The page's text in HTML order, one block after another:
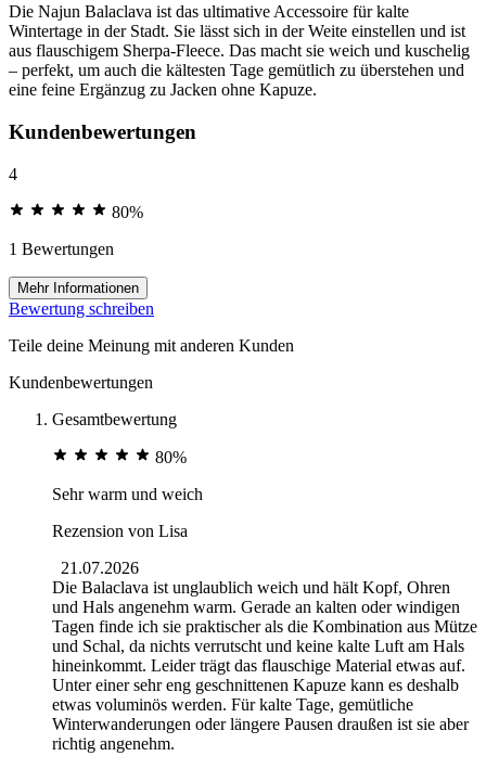
Die Najun Balaclava ist das ultimative Accessoire für kalte
Wintertage in der Stadt. Sie lässt sich in der Weite einstellen und ist
aus flauschigem Sherpa-Fleece. Das macht sie weich und kuschelig
– perfekt, um auch die kältesten Tage gemütlich zu überstehen und
eine feine Ergänzug zu Jacken ohne Kapuze.
Kundenbewertungen
4
80%
1 Bewertungen
Mehr Informationen
Bewertung schreiben
Teile deine Meinung mit anderen Kunden
Kundenbewertungen
Gesamtbewertung
80%
Sehr warm und weich
Rezension von Lisa
21.07.2026
Die Balaclava ist unglaublich weich und hält Kopf, Ohren
und Hals angenehm warm. Gerade an kalten oder windigen
Tagen finde ich sie praktischer als die Kombination aus Mütze
und Schal, da nichts verrutscht und keine kalte Luft am Hals
hineinkommt. Leider trägt das flauschige Material etwas auf.
Unter einer sehr eng geschnittenen Kapuze kann es deshalb
etwas voluminös werden. Für kalte Tage, gemütliche
Winterwanderungen oder längere Pausen draußen ist sie aber
richtig angenehm.